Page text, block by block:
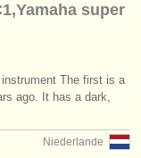
super
The first is a
ago. It has a dark,
Niederlande